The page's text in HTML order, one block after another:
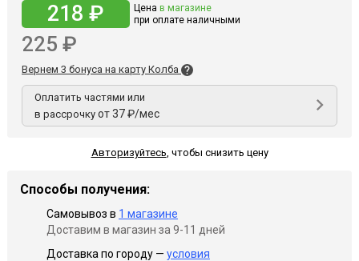
218 ₽ Цена в магазине
при оплате наличными
225 ₽
Вернем 3 бонуса на карту Колба
Оплатить частями или
в рассрочку от 37 ₽/мес
Авторизуйтесь, чтобы снизить цену
Способы получения:
Самовывоз в 1 магазине
Доставим в магазин за 9-11 дней
Доставка по городу — условия